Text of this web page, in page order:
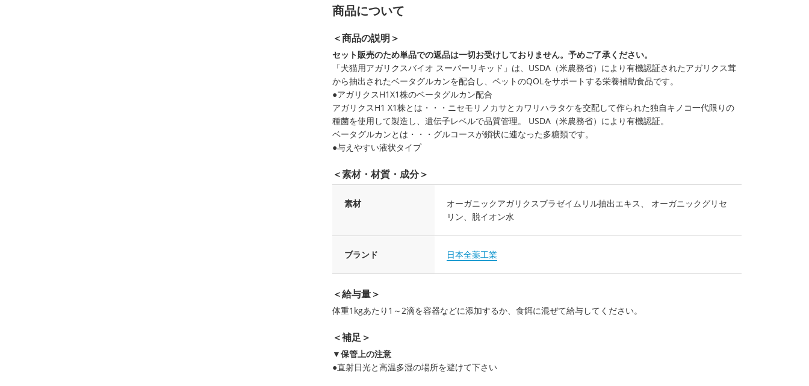
商品について
＜商品の説明＞
セット販売のため単品での返品は一切お受けしておりません。予めご了承ください。
「犬猫用アガリクスバイオ スーパーリキッド」は、USDA（米農務省）により有機認証されたアガリクス茸
から抽出されたベータグルカンを配合し、ペットのQOLをサポートする栄養補助食品です。
●アガリクスH1X1株のベータグルカン配合
アガリクスH1 X1株とは・・・ニセモリノカサとカワリハラタケを交配して作られた独自キノコ一代限りの
種菌を使用して製造し、遺伝子レベルで品質管理。 USDA（米農務省）により有機認証。
ベータグルカンとは・・・グルコースが鎖状に連なった多糖類です。
●与えやすい液状タイプ
＜素材・材質・成分＞
素材
オーガニックアガリクスブラゼイムリル抽出エキス、 オーガニックグリセ
リン、脱イオン水
ブランド 日本全薬工業
＜給与量＞
体重1kgあたり1～2滴を容器などに添加するか、食餌に混ぜて給与してください。
＜補足＞
▼保管上の注意
●直射日光と高温多湿の場所を避けて下さい